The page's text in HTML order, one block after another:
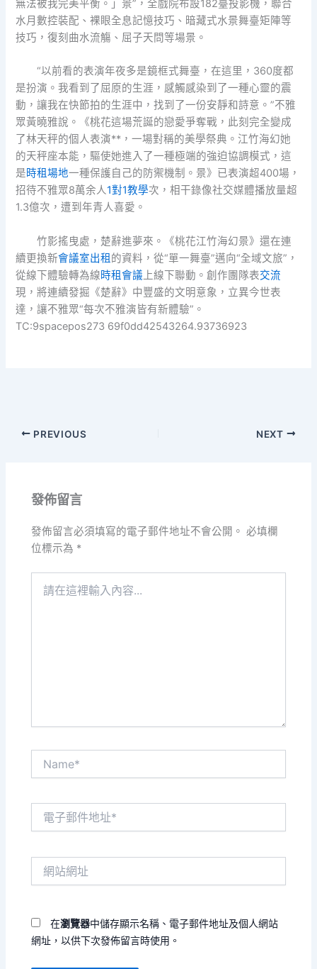
無法被我完美平衡。」景”，全戲院布設182臺投影機，聯合
水月數控裝配、裸眼全息記憶技巧、暗藏式水景舞臺矩陣等
技巧，復刻曲水流觴、屈子天問等場景。
“以前看的表演年夜多是鏡框式舞臺，在這里，360度都
是扮演。我看到了屈原的生涯，感觸感染到了一種心靈的震
動，讓我在快節拍的生涯中，找到了一份安靜和詩意。”不雅
眾黃曉雅說。《桃花這場荒誕的戀愛爭奪戰，此刻完全變成
了林天秤的個人表演**，一場對稱的美學祭典。江竹海幻她
的天秤座本能，驅使她進入了一種極端的強迫協調模式，這
是時租場地一種保護自己的防禦機制。景》已表演超400場，
招待不雅眾8萬余人1對1教學次，相干錄像社交媒體播放量超
1.3億次，遭到年青人喜愛。
竹影搖曳處，楚辭進夢來。《桃花江竹海幻景》還在連
續更換新會議室出租 的資料，從“單一舞臺”邁向“全域文旅”，
從線下體驗轉為線時租會議 上線下聯動。創作團隊表交流
現，將連續發掘《楚辭》中豐盛的文明意象，立異今世表
達，讓不雅眾“每次不雅演皆有新體驗”。
TC:9spacepos273 69f0dd42543264.93736923
PREVIOUS NEXT
發佈留言
發佈留言必須填寫的電子郵件地址不會公開。 必填欄
位標示為 *
在瀏覽器中儲存顯示名稱、電子郵件地址及個人網站
網址，以供下次發佈留言時使用。